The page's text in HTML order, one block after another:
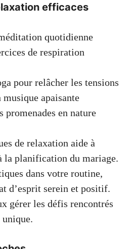
efficaces
quotidienne
de respiration
pour relâcher les tensions
apaisante
promenades en nature
de relaxation aide à
la planification du mariage.
dans votre routine,
d’esprit serein et positif.
gérer les défis rencontrés